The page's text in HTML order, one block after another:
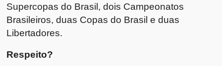
Supercopas do Brasil, dois Campeonatos
Brasileiros, duas Copas do Brasil e duas
Libertadores.
Respeito?